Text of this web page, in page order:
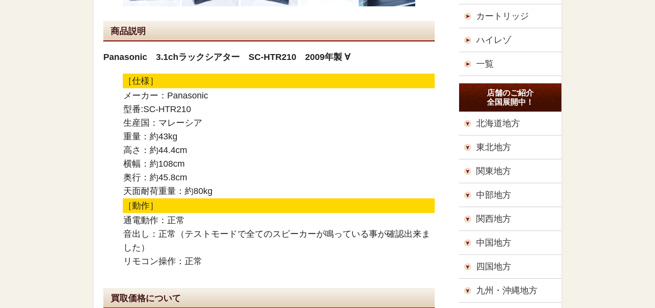
商品説明
Panasonic 3.1chラックシアター SC-HTR210 2009年製 ∀
［仕様］
メーカー：Panasonic
型番:SC-HTR210
生産国：マレーシア
重量：約43kg
高さ：約44.4cm
横幅：約108cm
奥行：約45.8cm
天面耐荷重量：約80kg
［動作］
通電動作：正常
音出し：正常（テストモードで全てのスピーカーが鳴っている事が確認出来ま
した）
リモコン操作：正常
買取価格について
カートリッジ
ハイレゾ
一覧
店舗のご紹介
全国展開中！
北海道地方
東北地方
関東地方
中部地方
関西地方
中国地方
四国地方
九州・沖縄地方